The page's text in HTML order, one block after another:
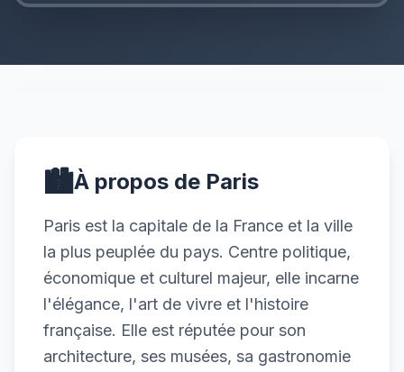
🏙️À propos de Paris
Paris est la capitale de la France et la ville
la plus peuplée du pays. Centre politique,
économique et culturel majeur, elle incarne
l'élégance, l'art de vivre et l'histoire
française. Elle est réputée pour son
architecture, ses musées, sa gastronomie